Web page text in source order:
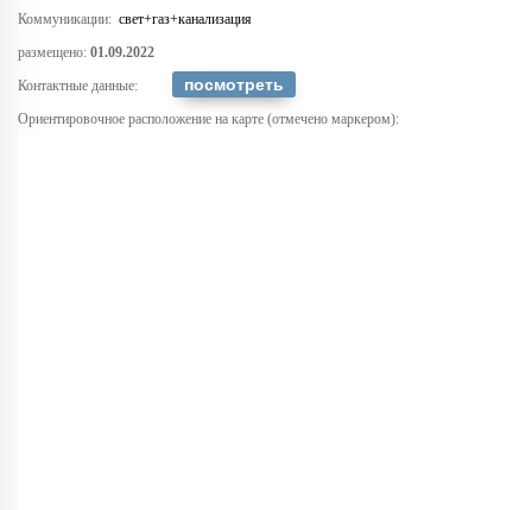
Коммуникации: свет+газ+канализация
размещено: 01.09.2022
Контактные данные:
Ориентировочное расположение на карте (отмечено маркером):